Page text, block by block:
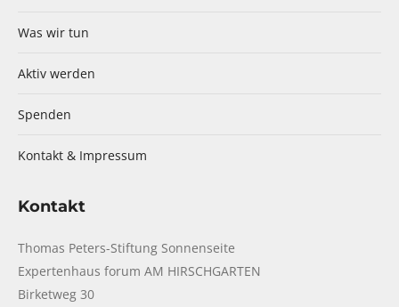
Was wir tun
Aktiv werden
Spenden
Kontakt & Impressum
Kontakt
Thomas Peters-Stiftung Sonnenseite
Expertenhaus forum AM HIRSCHGARTEN
Birketweg 30